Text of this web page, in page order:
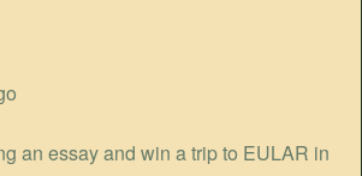
an essay and win a trip to EULAR in